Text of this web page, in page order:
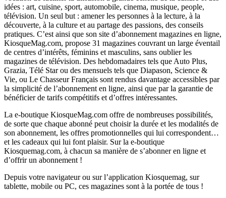
idées : art, cuisine, sport, automobile, cinema, musique, people,
télévision. Un seul but : amener les personnes à la lecture, à la
découverte, à la culture et au partage des passions, des conseils
pratiques. C’est ainsi que son site d’abonnement magazines en ligne,
KiosqueMag.com, propose 31 magazines couvrant un large éventail
de centres d’intérêts, féminins et masculins, sans oublier les
magazines de télévision. Des hebdomadaires tels que Auto Plus,
Grazia, Télé Star ou des mensuels tels que Diapason, Science &
Vie, ou Le Chasseur Français sont rendus davantage accessibles par
la simplicité de l’abonnement en ligne, ainsi que par la garantie de
bénéficier de tarifs compétitifs et d’offres intéressantes.
La e-boutique KiosqueMag.com offre de nombreuses possibilités,
de sorte que chaque abonné peut choisir la durée et les modalités de
son abonnement, les offres promotionnelles qui lui correspondent…
et les cadeaux qui lui font plaisir. Sur la e-boutique
Kiosquemag.com, à chacun sa manière de s’abonner en ligne et
d’offrir un abonnement !
Depuis votre navigateur ou sur l’application Kiosquemag, sur
tablette, mobile ou PC, ces magazines sont à la portée de tous !